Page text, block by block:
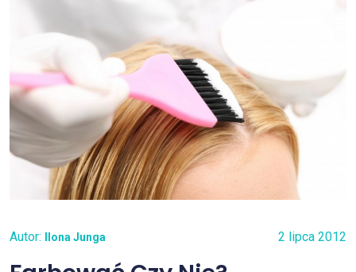
Autor: Ilona Junga 2 lipca 2012